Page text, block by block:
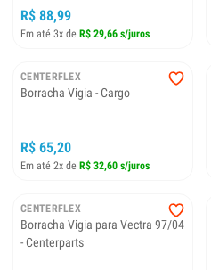
R$ 88,99
Em até 3x de R$ 29,66 s/juros
CENTERFLEX
Borracha Vigia - Cargo
R$ 65,20
Em até 2x de R$ 32,60 s/juros
CENTERFLEX
Borracha Vigia para Vectra 97/04
- Centerparts